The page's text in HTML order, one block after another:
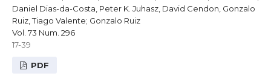
Daniel Dias-da-Costa, Peter K. Juhasz, David Cendon, Gonzalo
Ruiz, Tiago Valente; Gonzalo Ruiz
Vol. 73 Num. 296
17-39
PDF